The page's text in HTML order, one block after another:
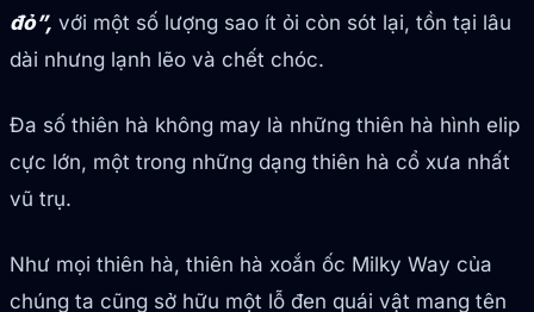
đỏ”, với một số lượng sao ít ỏi còn sót lại, tồn tại lâu
dài nhưng lạnh lẽo và chết chóc.
Đa số thiên hà không may là những thiên hà hình elip
cực lớn, một trong những dạng thiên hà cổ xưa nhất
vũ trụ.
Như mọi thiên hà, thiên hà xoắn ốc Milky Way của
chúng ta cũng sở hữu một lỗ đen quái vật mang tên